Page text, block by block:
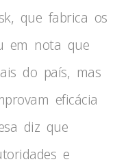
que fabrica os
em nota que
do país, mas
eficácia
diz que
e